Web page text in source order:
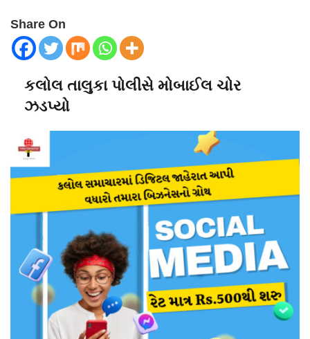
Share On
કલોલ તાલુકા પોલીસે મોબાઈલ ચોર
ઝડપ્યો